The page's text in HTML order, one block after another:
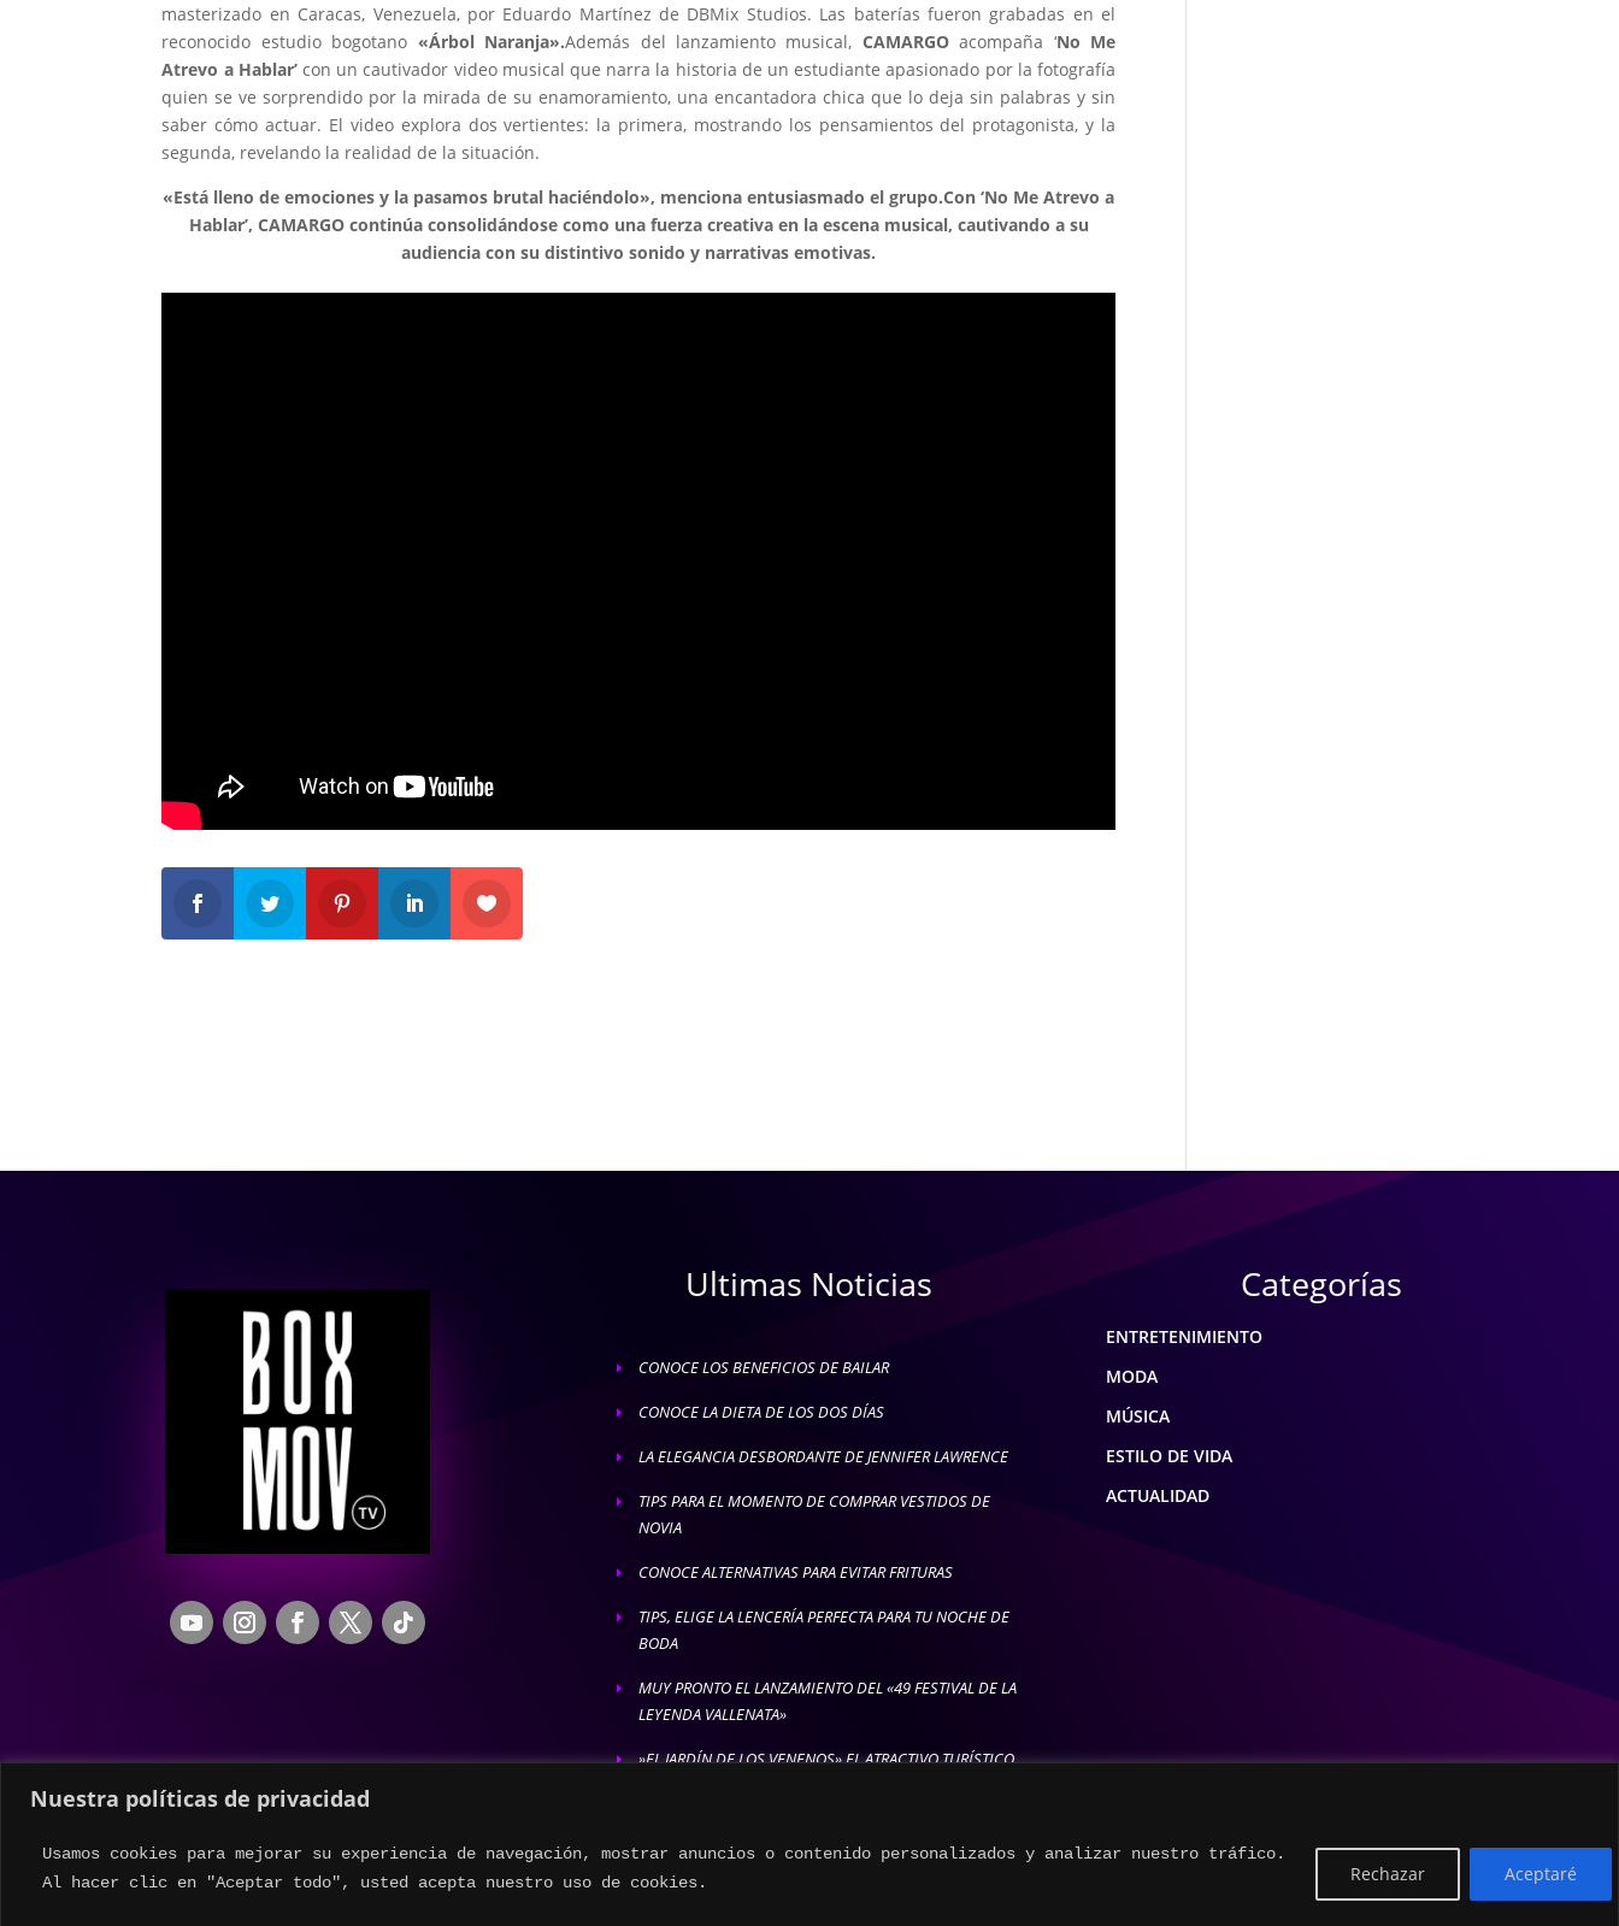
Nuestra políticas de privacidad
Usamos cookies para mejorar su experiencia de navegación, mostrar anuncios o contenido personalizados y analizar nuestro tráfico.
Al hacer clic en "Aceptar todo", usted acepta nuestro uso de cookies.
Rechazar Aceptaré
masterizado en Caracas, Venezuela, por Eduardo Martínez de DBMix Studios. Las baterías fueron grabadas en el
reconocido estudio bogotano «Árbol Naranja».Además del lanzamiento musical, CAMARGOacompaña ‘No Me
Atrevo a Hablar’con un cautivador video musical que narra la historia de un estudiante apasionado por la fotografía
quien se ve sorprendido por la mirada de su enamoramiento, una encantadora chica que lo deja sin palabras y sin
saber cómo actuar. El video explora dos vertientes: la primera, mostrando los pensamientos del protagonista, y la
segunda, revelando la realidad de la situación.
«Está lleno de emociones y la pasamos brutal haciéndolo», menciona entusiasmado el grupo.Con ‘No Me Atrevo a
Hablar’, CAMARGO continúa consolidándose como una fuerza creativa en la escena musical, cautivando a su
audiencia con su distintivo sonido y narrativas emotivas.
Ultimas Noticias
E CONOCE LOS BENEFICIOS DE BAILAR
E CONOCE LA DIETA DE LOS DOS DÍAS
E LA ELEGANCIA DESBORDANTE DE JENNIFER LAWRENCE
E
TIPS PARA EL MOMENTO DE COMPRAR VESTIDOS DE
NOVIA
E CONOCE ALTERNATIVAS PARA EVITAR FRITURAS
E
TIPS, ELIGE LA LENCERÍA PERFECTA PARA TU NOCHE DE
BODA
E
MUY PRONTO EL LANZAMIENTO DEL «49 FESTIVAL DE LA
LEYENDA VALLENATA»
E
»EL JARDÍN DE LOS VENENOS» EL ATRACTIVO TURÍSTICO
Categorías
ENTRETENIMIENTO
MODA
MÚSICA
ESTILO DE VIDA
ACTUALIDAD